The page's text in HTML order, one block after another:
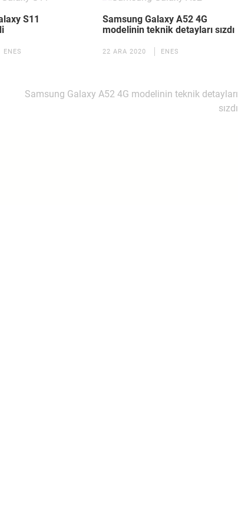
S11
ENES
Samsung Galaxy A52 4G
modelinin teknik detayları sızdı
22 ARA 2020 ENES
Samsung Galaxy A52 4G modelinin teknik detayları
sızdı